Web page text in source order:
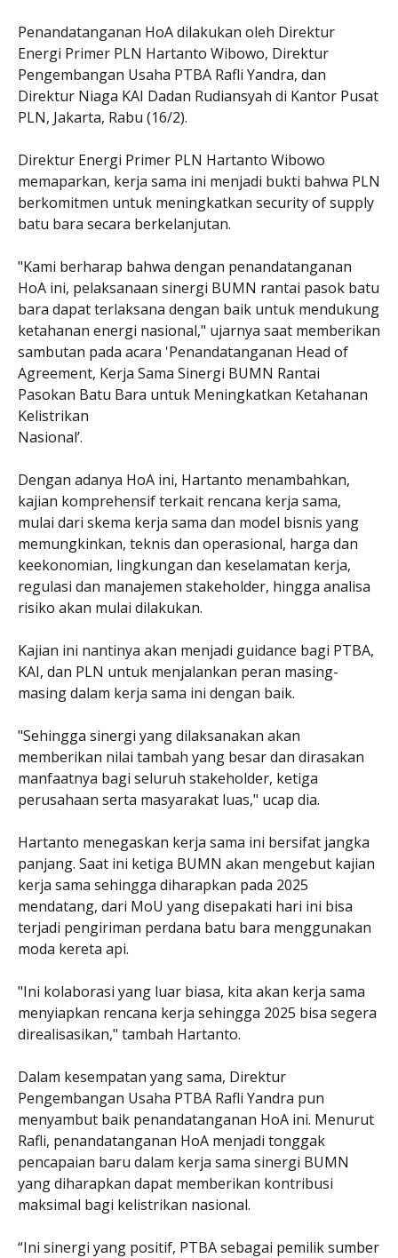
Penandatanganan HoA dilakukan oleh Direktur
Energi Primer PLN Hartanto Wibowo, Direktur
Pengembangan Usaha PTBA Rafli Yandra, dan
Direktur Niaga KAI Dadan Rudiansyah di Kantor Pusat
PLN, Jakarta, Rabu (16/2).
Direktur Energi Primer PLN Hartanto Wibowo
memaparkan, kerja sama ini menjadi bukti bahwa PLN
berkomitmen untuk meningkatkan security of supply
batu bara secara berkelanjutan.
"Kami berharap bahwa dengan penandatanganan
HoA ini, pelaksanaan sinergi BUMN rantai pasok batu
bara dapat terlaksana dengan baik untuk mendukung
ketahanan energi nasional," ujarnya saat memberikan
sambutan pada acara 'Penandatanganan Head of
Agreement, Kerja Sama Sinergi BUMN Rantai
Pasokan Batu Bara untuk Meningkatkan Ketahanan
Kelistrikan
Nasional’.
Dengan adanya HoA ini, Hartanto menambahkan,
kajian komprehensif terkait rencana kerja sama,
mulai dari skema kerja sama dan model bisnis yang
memungkinkan, teknis dan operasional, harga dan
keekonomian, lingkungan dan keselamatan kerja,
regulasi dan manajemen stakeholder, hingga analisa
risiko akan mulai dilakukan.
Kajian ini nantinya akan menjadi guidance bagi PTBA,
KAI, dan PLN untuk menjalankan peran masing-
masing dalam kerja sama ini dengan baik.
"Sehingga sinergi yang dilaksanakan akan
memberikan nilai tambah yang besar dan dirasakan
manfaatnya bagi seluruh stakeholder, ketiga
perusahaan serta masyarakat luas," ucap dia.
Hartanto menegaskan kerja sama ini bersifat jangka
panjang. Saat ini ketiga BUMN akan mengebut kajian
kerja sama sehingga diharapkan pada 2025
mendatang, dari MoU yang disepakati hari ini bisa
terjadi pengiriman perdana batu bara menggunakan
moda kereta api.
"Ini kolaborasi yang luar biasa, kita akan kerja sama
menyiapkan rencana kerja sehingga 2025 bisa segera
direalisasikan," tambah Hartanto.
Dalam kesempatan yang sama, Direktur
Pengembangan Usaha PTBA Rafli Yandra pun
menyambut baik penandatanganan HoA ini. Menurut
Rafli, penandatanganan HoA menjadi tonggak
pencapaian baru dalam kerja sama sinergi BUMN
yang diharapkan dapat memberikan kontribusi
maksimal bagi kelistrikan nasional.
“Ini sinergi yang positif, PTBA sebagai pemilik sumber